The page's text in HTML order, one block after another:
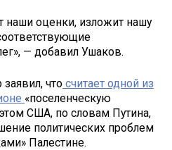
наши оценки, изложит нашу
— добавил Ушаков.
что считает одной из
«поселенческую
США, по словам Путина,
политических проблем
Палестине.